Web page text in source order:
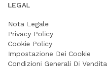
LEGAL
Nota Legale
Privacy Policy
Cookie Policy
Impostazione Dei Cookie
Condizioni Generali Di Vendita